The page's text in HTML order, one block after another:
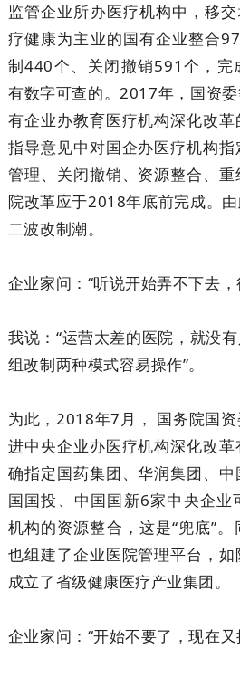
监管企业所办医疗机构中，移
疗健康为主业的国有企业整合
制440个、关闭撤销591个，完
有数字可查的。2017年，国资
有企业办教育医疗机构深化改
指导意见中对国企办医疗机构
管理、关闭撤销、资源整合、
院改革应于2018年底前完成。
二波改制潮。
企业家问：“听说开始弄不下去，
我说：“运营太差的医院，就没
组改制两种模式容易操作”。
为此，2018年7月， 国务院国
进中央企业办医疗机构深化改
确指定国药集团、华润集团、
国国投、中国国新6家中央企业
机构的资源整合，这是“兜底”
也组建了企业医院管理平台，
成立了省级健康医疗产业集团。
企业家问：“开始不要了，现在